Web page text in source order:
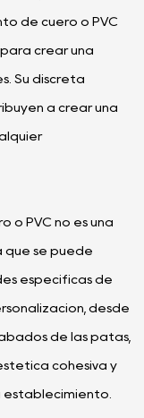
de cuero o PVC
para crear una
Su discreta
a crear una
o PVC no es una
que se puede
específicas de
desde
de las patas,
cohesiva y
establecimiento.